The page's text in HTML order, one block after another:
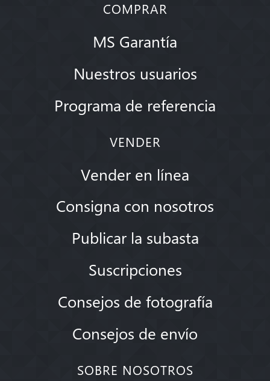
COMPRAR
MS Garantía
Nuestros usuarios
Programa de referencia
VENDER
Vender en línea
Consigna con nosotros
Publicar la subasta
Suscripciones
Consejos de fotografía
Consejos de envío
SOBRE NOSOTROS